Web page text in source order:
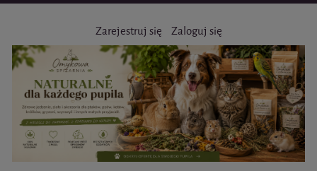
Zarejestruj się Zaloguj się